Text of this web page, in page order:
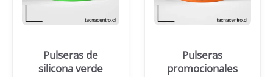
Pulseras de
silicona verde
Pulseras
promocionales